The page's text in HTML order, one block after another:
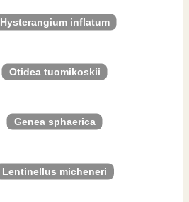
Hysterangium inflatum
Otidea tuomikoskii
Genea sphaerica
Lentinellus micheneri